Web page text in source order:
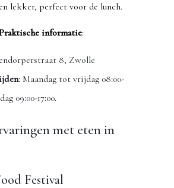
lekker, perfect voor de lunch.
informatie:
8, Zwolle
: Maandag tot vrijdag 08:00-
09:00-17:00.
met eten in
Festival